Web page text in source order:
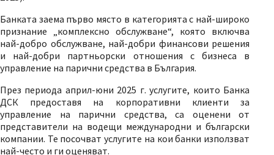
Банката заема първо място в категорията с най-широко
признание „комплексно обслужване“, която включва
най-добро обслужване, най-добри финансови решения
и най-добри партньорски отношения с бизнеса в
управление на парични средства в България.
През периода април-юни 2025 г. услугите, които Банка
ДСК предоставя на корпоративни клиенти за
управление на парични средства, са оценени от
представители на водещи международни и български
компании. Те посочват услугите на кои банки използват
най-често и ги оценяват.